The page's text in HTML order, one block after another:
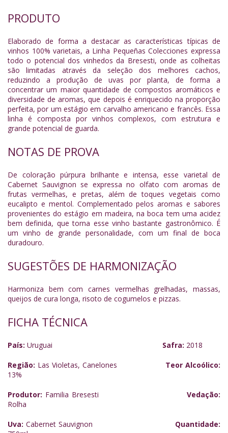
PRODUTO
Elaborado de forma a destacar as características típicas de
vinhos 100% varietais, a Linha Pequeñas Colecciones expressa
todo o potencial dos vinhedos da Bresesti, onde as colheitas
são limitadas através da seleção dos melhores cachos,
reduzindo a produção de uvas por planta, de forma a
concentrar um maior quantidade de compostos aromáticos e
diversidade de aromas, que depois é enriquecido na proporção
perfeita, por um estágio em carvalho americano e francês. Essa
linha é composta por vinhos complexos, com estrutura e
grande potencial de guarda.
NOTAS DE PROVA
De coloração púrpura brilhante e intensa, esse varietal de
Cabernet Sauvignon se expressa no olfato com aromas de
frutas vermelhas, e pretas, além de toques vegetais como
eucalipto e mentol. Complementado pelos aromas e sabores
provenientes do estágio em madeira, na boca tem uma acidez
bem definida, que torna esse vinho bastante gastronômico. É
um vinho de grande personalidade, com um final de boca
duradouro.
SUGESTÕES DE HARMONIZAÇÃO
Harmoniza bem com carnes vermelhas grelhadas, massas,
queijos de cura longa, risoto de cogumelos e pizzas.
FICHA TÉCNICA
País: Uruguai Safra: 2018
Região: Las Violetas, Canelones Teor Alcoólico:
13%
Produtor: Familia Bresesti Vedação:
Rolha
Uva: Cabernet Sauvignon Quantidade: